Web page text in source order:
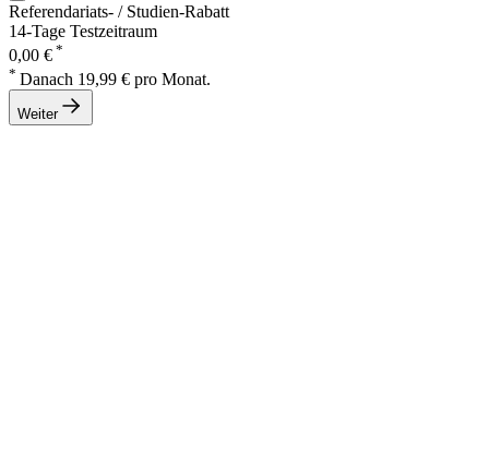
Referendariats- / Studien-Rabatt
14-Tage Testzeitraum
0,00 € *
* Danach 19,99 € pro Monat.
Weiter